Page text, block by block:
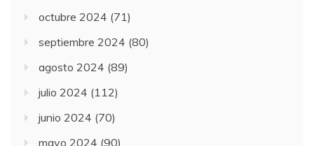
octubre 2024 (71)
septiembre 2024 (80)
agosto 2024 (89)
julio 2024 (112)
junio 2024 (70)
mayo 2024 (90)